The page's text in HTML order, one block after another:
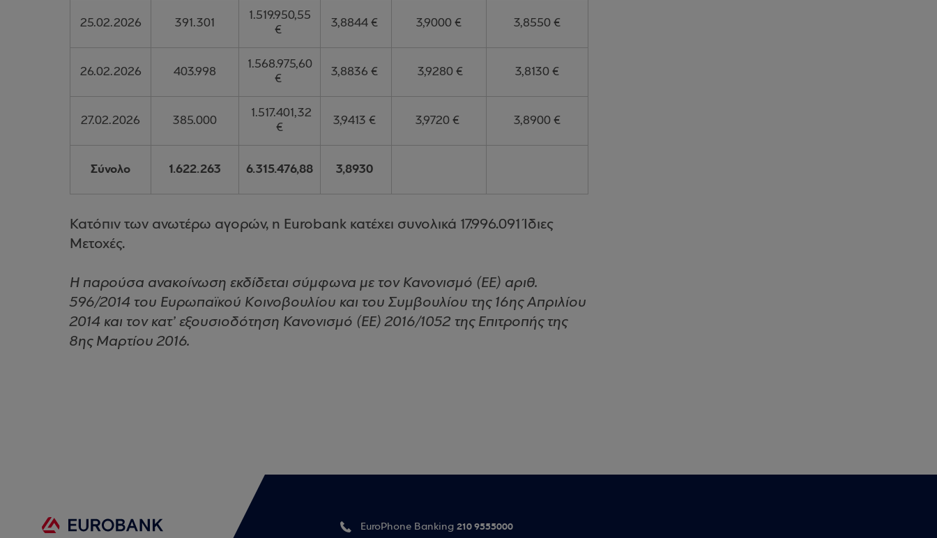
25.02.2026 391.301
1.519.950,55
€
3,8844 € 3,9000 € 3,8550 €
26.02.2026 403.998
1.568.975,60
€
3,8836 € 3,9280 € 3,8130 €
27.02.2026 385.000
1.517.401,32
€
3,9413 € 3,9720 € 3,8900 €
Σύνολο 1.622.263 6.315.476,88 3,8930
Κατόπιν των ανωτέρω αγορών, η Eurobank κατέχει συνολικά 17.996.091 Ίδιες
Μετοχές.
Η παρούσα ανακοίνωση εκδίδεται σύμφωνα με τον Κανονισμό (ΕΕ) αριθ.
596/2014 του Ευρωπαϊκού Κοινοβουλίου και του Συμβουλίου της 16ης Απριλίου
2014 και τον κατ’ εξουσιοδότηση Κανονισμό (ΕΕ) 2016/1052 της Επιτροπής της
8ης Μαρτίου 2016.
EuroPhone Banking 210 9555000